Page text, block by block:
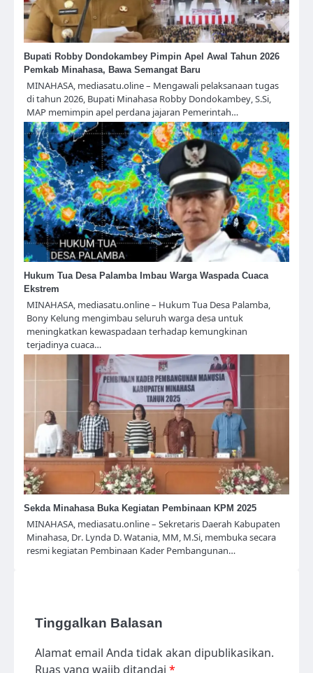
Bupati Robby Dondokambey Pimpin Apel Awal Tahun 2026
Pemkab Minahasa, Bawa Semangat Baru
MINAHASA, mediasatu.oline – Mengawali pelaksanaan tugas
di tahun 2026, Bupati Minahasa Robby Dondokambey, S.Si,
MAP memimpin apel perdana jajaran Pemerintah…
Hukum Tua Desa Palamba Imbau Warga Waspada Cuaca
Ekstrem
MINAHASA, mediasatu.online – Hukum Tua Desa Palamba,
Bony Kelung mengimbau seluruh warga desa untuk
meningkatkan kewaspadaan terhadap kemungkinan
terjadinya cuaca…
Sekda Minahasa Buka Kegiatan Pembinaan KPM 2025
MINAHASA, mediasatu.online – Sekretaris Daerah Kabupaten
Minahasa, Dr. Lynda D. Watania, MM, M.Si, membuka secara
resmi kegiatan Pembinaan Kader Pembangunan…
Tinggalkan Balasan
Alamat email Anda tidak akan dipublikasikan.
Ruas yang wajib ditandai *